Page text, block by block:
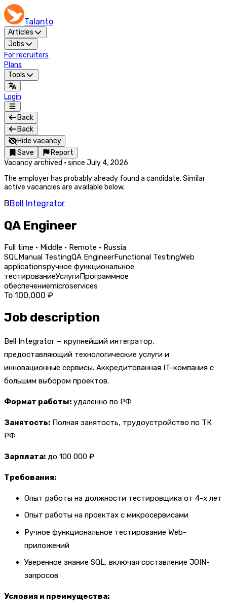
Talanto
Articles
Jobs
For recruiters
Plans
Tools
Login
Back
Back
Hide vacancy
Save
Report
Vacancy archived · since July 4, 2026
The employer has probably already found a candidate. Similar
active vacancies are available below.
BBell Integrator
QA Engineer
Full time · Middle · Remote · Russia
SQLManual TestingQA EngineerFunctional TestingWeb
applicationsручное функциональное
тестированиеУслугиПрограммное
обеспечениеmicroservices
To 100,000 ₽
Job description
Bell Integrator — крупнейший интегратор,
предоставляющий технологические услуги и
инновационные сервисы. Аккредитованная IT-компания с
большим выбором проектов.
Формат работы: удаленно по РФ
Занятость: Полная занятость, трудоустройство по ТК
РФ
Зарплата: до 100 000 ₽
Требования:
Опыт работы на должности тестировщика от 4-х лет
Опыт работы на проектах с микросервисами
Ручное функциональное тестирование Web-
приложений
Уверенное знание SQL, включая составление JOIN-
запросов
Условия и преимущества: